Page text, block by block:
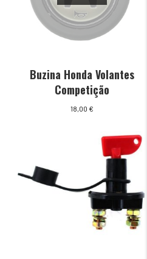
Buzina Honda Volantes
Competição
18,00 €